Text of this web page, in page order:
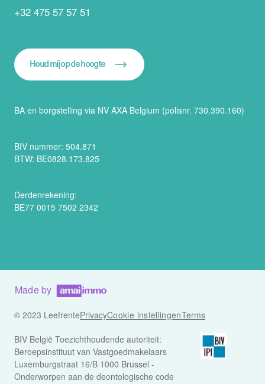
+32 475 57 57 51
Houd mij op de hoogte
BA en borgstelling via NV AXA Belgium (polisnr. 730.390.160)
BIV nummer: 504.871
BTW: BE0828.173.825
Derdenrekening:
BE77 0015 7502 2342
Made by
© 2023 LeefrentePrivacyCookie instellingenTerms
BIV België Toezichthoudende autoriteit:
Beroepsinstituut van Vastgoedmakelaars
Luxemburgstraat 16/B 1000 Brussel -
Onderworpen aan de deontologische code